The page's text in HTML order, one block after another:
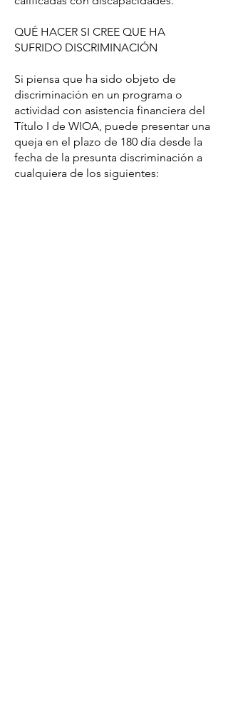
QUÉ HACER SI CREE QUE HA
SUFRIDO DISCRIMINACIÓN
Si piensa que ha sido objeto de
discriminación en un programa o
actividad con asistencia financiera del
Título I de WIOA, puede presentar una
queja en el plazo de 180 día desde la
fecha de la presunta discriminación a
cualquiera de los siguientes: